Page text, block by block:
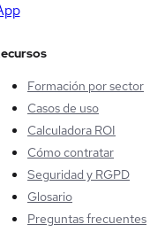
Formación por sector
Casos de uso
Calculadora ROI
Cómo contratar
Seguridad y RGPD
Glosario
Preguntas frecuentes